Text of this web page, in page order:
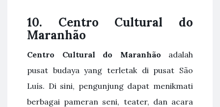
10. Centro Cultural do
Maranhão
Centro Cultural do Maranhão adalah
pusat budaya yang terletak di pusat São
Luís. Di sini, pengunjung dapat menikmati
berbagai pameran seni, teater, dan acara